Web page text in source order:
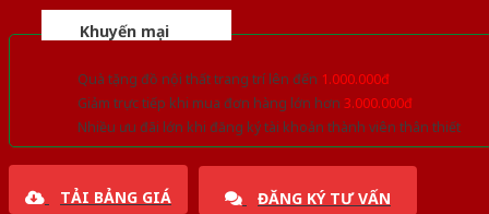
Khuyến mại
Quà tặng đồ nội thất trang trí lên đến 1.000.000đ
Giảm trực tiếp khi mua đơn hàng lớn hơn 3.000.000đ
Nhiều ưu đãi lớn khi đăng ký tài khoản thành viên thân thiết
TẢI BẢNG GIÁ ĐĂNG KÝ TƯ VẤN